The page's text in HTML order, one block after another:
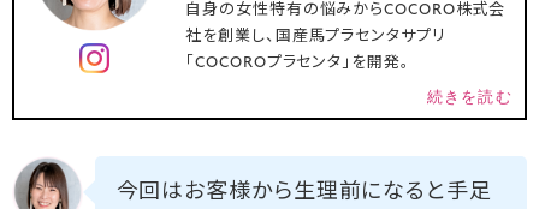
自身の女性特有の悩みからCOCORO株式会
社を創業し、国産馬プラセンタサプリ
「COCOROプラセンタ」を開発。
続きを読む
今回はお客様から生理前になると手足